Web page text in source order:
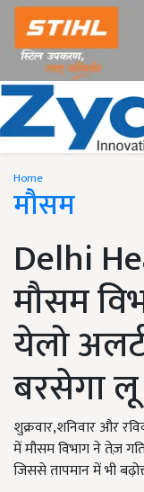
Home
मौसम
Delhi
मौसम
येलो
बरसेगा
शुक्रवार,शनिवार और
में मौसम विभाग ने तेज़
जिससे तापमान में भी